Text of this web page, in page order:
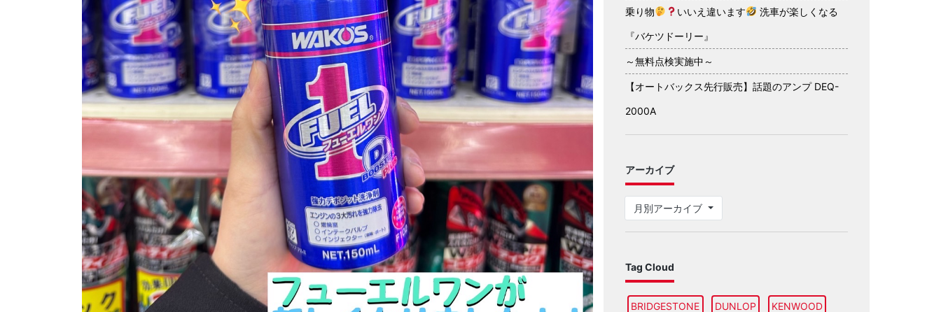
乗り物 いいえ違います 洗車が楽しくなる
『バケツドーリー』
～無料点検実施中～
【オートバックス先行販売】話題のアンプ DEQ-
2000A
アーカイブ
月別アーカイブ
Tag Cloud
BRIDGESTONE DUNLOP KENWOOD